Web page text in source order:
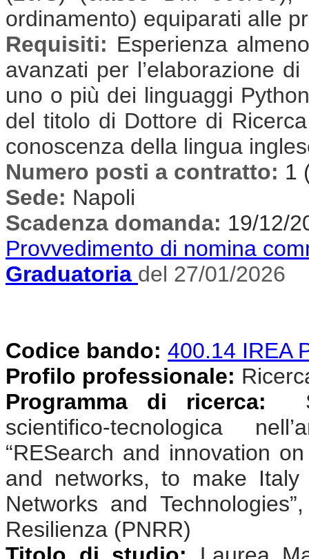
ordinamento) equiparati alle
Requisiti: Esperienza
avanzati per l’elaborazione
uno o più dei linguaggi
del titolo di Dottore di
conoscenza della lingua
Numero posti a contratto: 1
Sede: Napoli
Scadenza domanda: 19/12/
Provvedimento di nomina
Graduatoria del 27/01/2026
Codice bando: 400.14 IREA
Profilo professionale:
Programma di ricerca:
scientifico-tecnologica
“RESearch and innovation
and networks, to make Italy
Networks and
Resilienza (PNRR)